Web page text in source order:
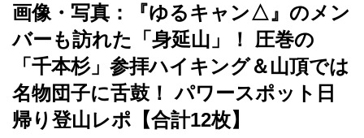
画像・写真：『ゆるキャン△』のメン
バーも訪れた「身延山」！ 圧巻の
「千本杉」参拝ハイキング＆山頂では
名物団子に舌鼓！ パワースポット日
帰り登山レポ【合計12枚】